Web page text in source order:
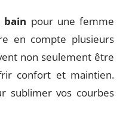
bain pour une femme
en compte plusieurs
non seulement être
confort et maintien.
sublimer vos courbes